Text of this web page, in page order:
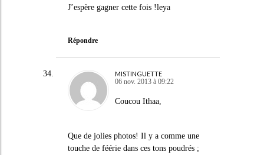
J’espère gagner cette fois !leya
Répondre
MISTINGUETTE
06 nov. 2013 à 09:22
Coucou Ithaa,
Que de jolies photos! Il y a comme une
touche de féérie dans ces tons poudrés ;